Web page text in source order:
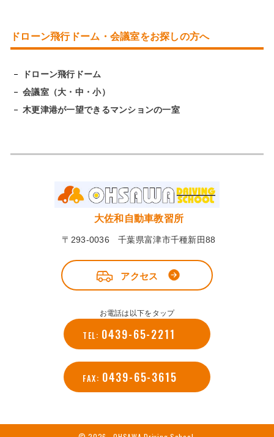
ドローン飛行ドーム・会議室をお探しの方へ
ドローン飛行ドーム
会議室（大・中・小）
木更津港が一望できるマンションの一室
大佐和自動車教習所
〒293-0036 千葉県富津市千種新田88
アクセス
お電話は以下をタップ
TEL: 0439-65-2211
FAX: 0439-65-3615